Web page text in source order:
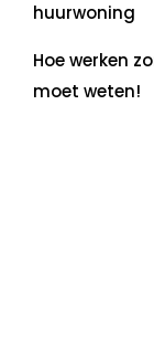
huurwoning
Hoe werken
moet weten!